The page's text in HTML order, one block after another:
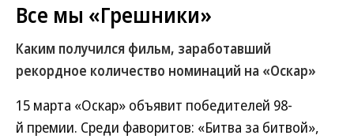
Все мы «Грешники»
Каким получился фильм, заработавший
рекордное количество номинаций на «Оскар»
15 марта «Оскар» объявит победителей 98-
й премии. Среди фаворитов: «Битва за битвой»,